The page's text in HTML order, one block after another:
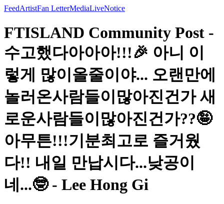
FeedArtistFan LetterMediaLiveNotice
FTISLAND Community Post -
수고했다아아아!!!🎉 아니 이
렇게 많이올줄이야... 오랜만에
놀러온사람들이많아진건가 새
로운사람들이많아진건가??🤪
아무튼!!!기분최고로 즐거웠
다!! 내일 만납시다...낮공이
네...🤓 - Lee Hong Gi